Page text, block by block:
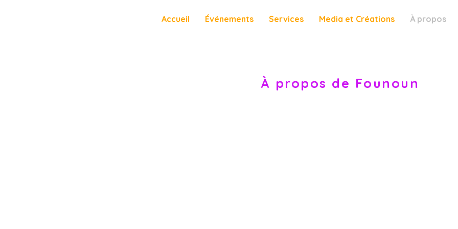
Accueil Événements Services Media et Créations À propos
À propos de Founoun